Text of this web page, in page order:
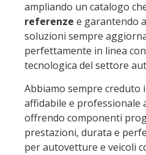
ampliando un catalogo
referenze e garantendo
soluzioni sempre
perfettamente in linea
tecnologica del settore
Abbiamo sempre creduto
affidabile e professionale
offrendo componenti
prestazioni, durata e
per autovetture e veicoli